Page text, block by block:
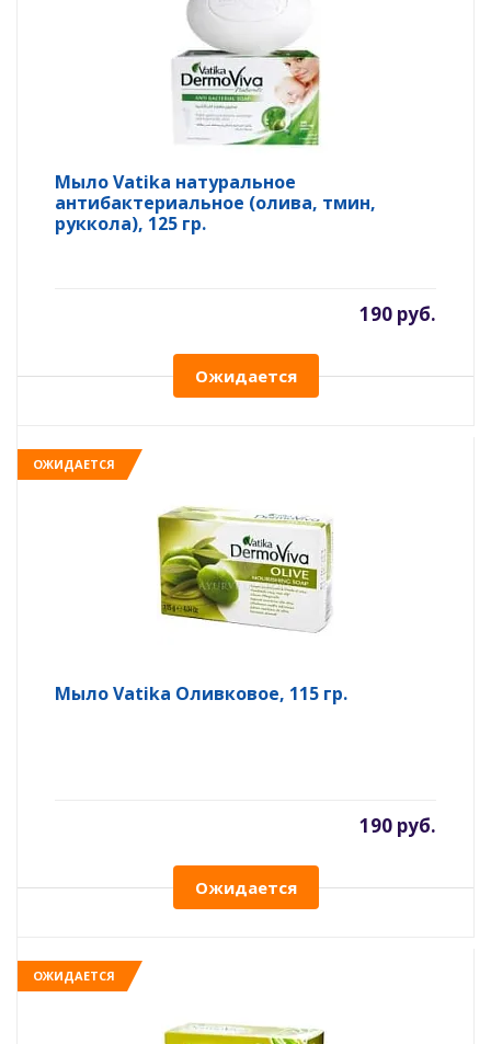
Мыло Vatika натуральное
антибактериальное (олива, тмин,
руккола), 125 гр.
190 руб.
Ожидается
ОЖИДАЕТСЯ
Мыло Vatika Оливковое, 115 гр.
190 руб.
Ожидается
ОЖИДАЕТСЯ